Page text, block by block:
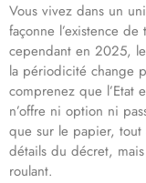
Vous vivez dans un
façonne l’existence
cependant en 2025,
la périodicité change
comprenez que l’Etat
n’offre ni option ni
que sur le papier, tout
détails du décret,
roulant.